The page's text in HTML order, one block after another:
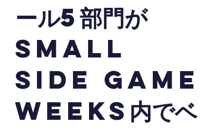
ール5部門が
SMALL
SIDE GAME
WEEKS内でベ